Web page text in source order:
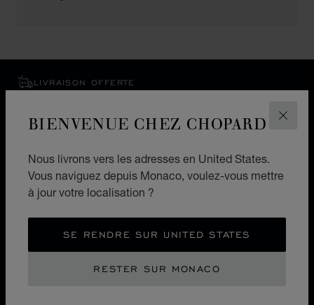
BIENVENUE CHEZ CHOPARD
Nous livrons vers les adresses en United States.
Vous naviguez depuis Monaco, voulez-vous mettre
à jour votre localisation ?
SE RENDRE SUR UNITED STATES
RESTER SUR MONACO
LIVRAISON OFFERTE
ACCUEIL LOCALISER UNE BOUTIQUE
TOUTES LES BOUTIQUES